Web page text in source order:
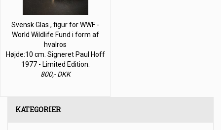
Svensk Glas , figur for WWF -
World Wildlife Fund i form af
hvalros
Højde:10 cm. Signeret Paul Hoff
1977 - Limited Edition.
800,- DKK
KATEGORIER